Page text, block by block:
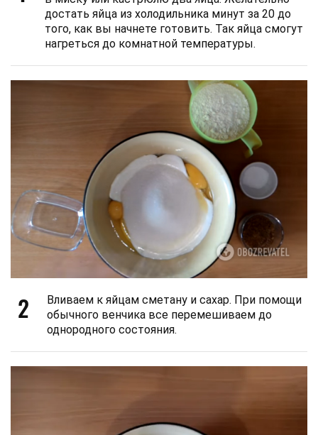
достать яйца из холодильника минут за 20 до
того, как вы начнете готовить. Так яйца смогут
нагреться до комнатной температуры.
2
Вливаем к яйцам сметану и сахар. При помощи
обычного венчика все перемешиваем до
однородного состояния.